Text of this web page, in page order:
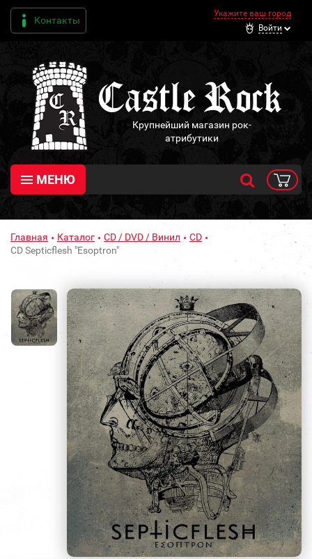
Контакты
Укажите ваш город
Войти
Крупнейший магазин рок-
атрибутики
МЕНЮ
Главная Каталог CD / DVD / Винил
CD
CD Septicflesh "Esoptron"